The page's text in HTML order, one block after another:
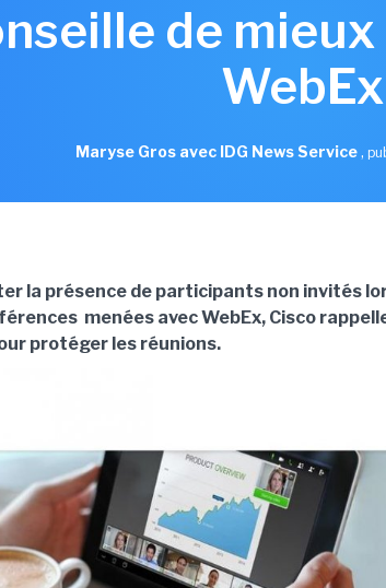
de
WebEx
Maryse Gros avec IDG News Service,
la présence de participants non invités
menées avec WebEx, Cisco
protéger les réunions.